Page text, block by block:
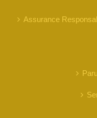
Assurance